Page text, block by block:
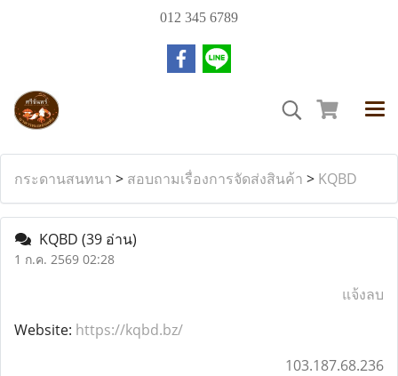
012 345 6789
กระดานสนทนา > สอบถามเรื่องการจัดส่งสินค้า > KQBD
KQBD (39 อ่าน)
1 ก.ค. 2569 02:28
แจ้งลบ
Website: https://kqbd.bz/
103.187.68.236